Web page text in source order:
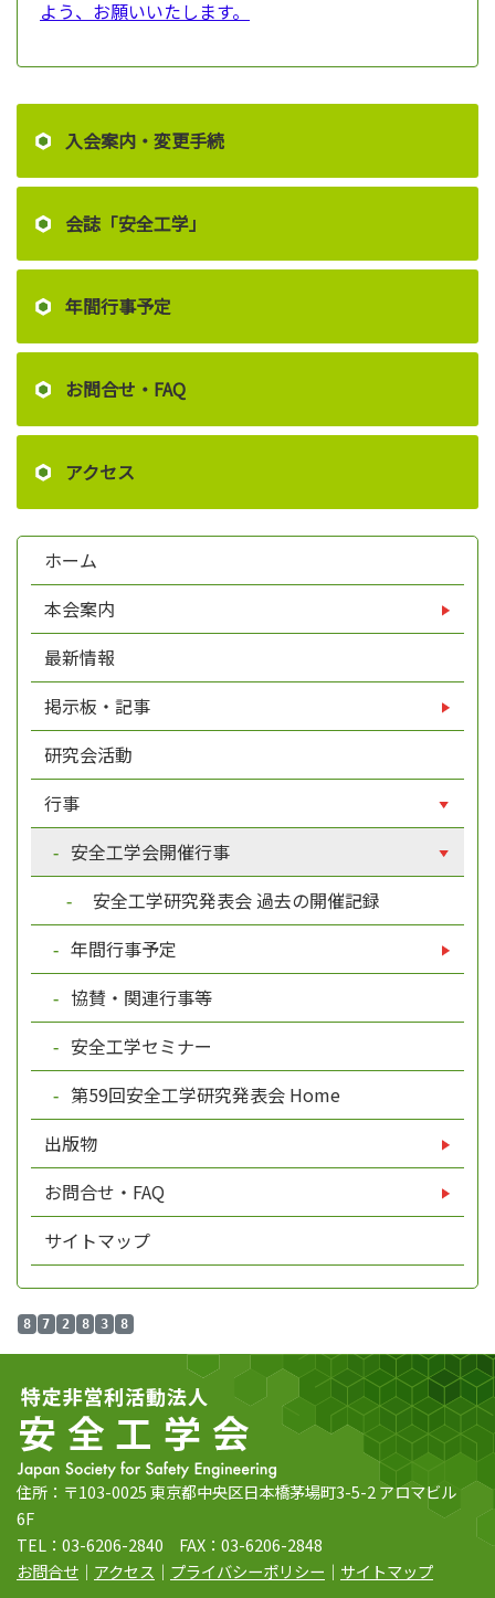
入会案内・変更手続
会誌「安全工学」
年間行事予定
お問合せ・FAQ
アクセス
ホーム
本会案内
最新情報
掲示板・記事
研究会活動
行事
安全工学会開催行事
安全工学研究発表会 過去の開催記録
年間行事予定
協賛・関連行事等
安全工学セミナー
第59回安全工学研究発表会 Home
出版物
お問合せ・FAQ
サイトマップ
8 7 2 8 3 8
よう、お願いいたします。
住所：〒103-0025 東京都中央区日本橋茅場町3-5-2 アロマビル
6F
TEL：03-6206-2840 FAX：03-6206-2848
お問合せ ｜ アクセス ｜ プライバシーポリシー ｜ サイトマップ